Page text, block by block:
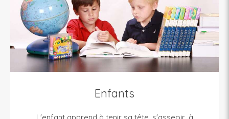
Enfants